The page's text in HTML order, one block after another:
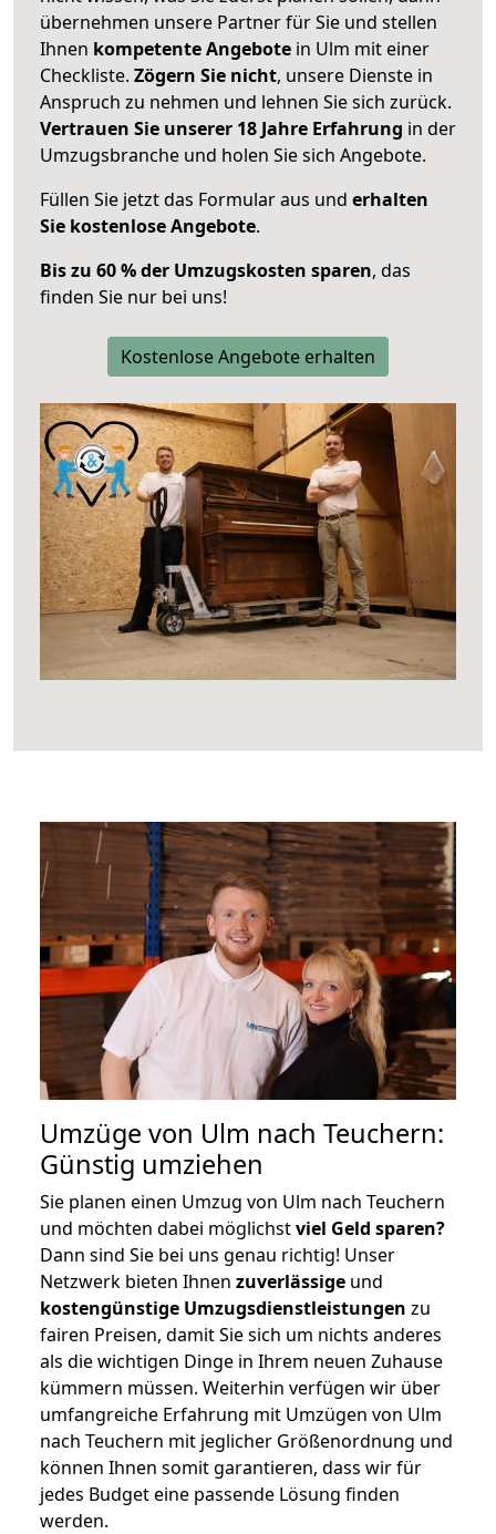
übernehmen unsere Partner für Sie und stellen
Ihnen kompetente Angebote in Ulm mit einer
Checkliste. Zögern Sie nicht, unsere Dienste in
Anspruch zu nehmen und lehnen Sie sich zurück.
Vertrauen Sie unserer 18 Jahre Erfahrung in der
Umzugsbranche und holen Sie sich Angebote.
Füllen Sie jetzt das Formular aus und erhalten
Sie kostenlose Angebote.
Bis zu 60 % der Umzugskosten sparen, das
finden Sie nur bei uns!
Kostenlose Angebote erhalten
Umzüge von Ulm nach Teuchern:
Günstig umziehen
Sie planen einen Umzug von Ulm nach Teuchern
und möchten dabei möglichstviel Geld sparen?
Dann sind Sie bei uns genau richtig! Unser
Netzwerk bieten Ihnen zuverlässige und
kostengünstige Umzugsdienstleistungen zu
fairen Preisen, damit Sie sich um nichts anderes
als die wichtigen Dinge in Ihrem neuen Zuhause
kümmern müssen. Weiterhin verfügen wir über
umfangreiche Erfahrung mit Umzügen von Ulm
nach Teuchern mit jeglicher Größenordnung und
können Ihnen somit garantieren, dass wir für
jedes Budget eine passende Lösung finden
werden.